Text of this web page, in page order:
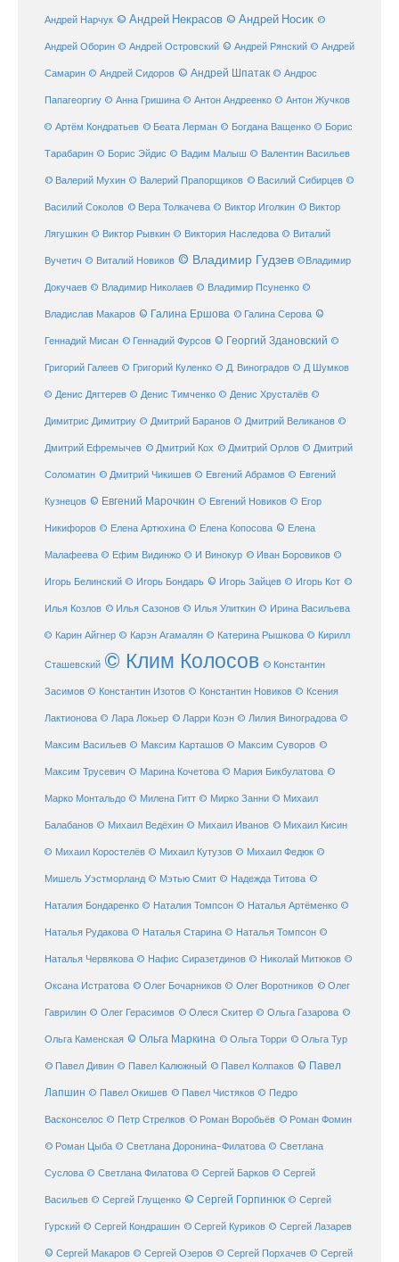
Андрей Нарчук © Андрей Некрасов © Андрей Носик ©
Андрей Оборин © Андрей Островский © Андрей Рянский © Андрей
Самарин © Андрей Сидоров © Андрей Шпатак © Андрос
Папагеоргиу © Анна Гришина © Антон Андреенко © Антон Жучков
© Артём Кондратьев © Беата Лерман © Богдана Ващенко © Борис
Тарабарин © Борис Эйдис © Вадим Малыш © Валентин Васильев
© Валерий Мухин © Валерий Прапорщиков © Василий Сибирцев ©
Василий Соколов © Вера Толкачева © Виктор Иголкин © Виктор
Лягушкин © Виктор Рывкин © Виктория Наследова © Виталий
Вучетич © Виталий Новиков © Владимир Гудзев ©Владимир
Докучаев © Владимир Николаев © Владимир Псуненко ©
Владислав Макаров © Галина Ершова © Галина Серова ©
Геннадий Мисан © Геннадий Фурсов © Георгий Здановский ©
Григорий Галеев © Григорий Куленко © Д. Виноградов © Д Шумков
© Денис Дягтерев © Денис Тимченко © Денис Хрусталёв ©
Димитрис Димитриу © Дмитрий Баранов © Дмитрий Великанов ©
Дмитрий Ефремычев © Дмитрий Кох © Дмитрий Орлов © Дмитрий
Соломатин © Дмитрий Чикишев © Евгений Абрамов © Евгений
Кузнецов © Евгений Марочкин © Евгений Новиков © Егор
Никифоров © Елена Артюхина © Елена Копосова © Елена
Малафеева © Ефим Видинжо © И Винокур © Иван Боровиков ©
Игорь Белинский © Игорь Бондарь © Игорь Зайцев © Игорь Кот ©
Илья Козлов © Илья Сазонов © Илья Улиткин © Ирина Васильева
© Карин Айгнер © Карэн Агамалян © Катерина Рышкова © Кирилл
Сташевский © Клим Колосов © Константин
Засимов © Константин Изотов © Константин Новиков © Ксения
Лактионова © Лара Локьер © Ларри Коэн © Лилия Виноградова ©
Максим Васильев © Максим Карташов © Максим Суворов ©
Максим Трусевич © Марина Кочетова © Мария Бикбулатова ©
Марко Монтальдо © Милена Гитт © Мирко Занни © Михаил
Балабанов © Михаил Ведёхин © Михаил Иванов © Михаил Кисин
© Михаил Коростелёв © Михаил Кутузов © Михаил Федюк ©
Мишель Уэстморланд © Мэтью Смит © Надежда Титова ©
Наталия Бондаренко © Наталия Томпсон © Наталья Артёменко ©
Наталья Рудакова © Наталья Старина © Наталья Томпсон ©
Наталья Червякова © Нафис Сиразетдинов © Николай Митюков ©
Оксана Истратова © Олег Бочарников © Олег Воротников © Олег
Гаврилин © Олег Герасимов © Олеся Скитер © Ольга Газарова ©
Ольга Каменская © Ольга Маркина © Ольга Торри © Ольга Тур
© Павел Дивин © Павел Калюжный © Павел Колпаков © Павел
Лапшин © Павел Окишев © Павел Чистяков © Педро
Васконселос © Петр Стрелков © Роман Воробьёв © Роман Фомин
© Роман Цыба © Светлана Доронина-Филатова © Светлана
Суслова © Светлана Филатова © Сергей Барков © Сергей
Васильев © Сергей Глущенко © Сергей Горпинюк © Сергей
Гурский © Сергей Кондрашин © Сергей Куриков © Сергей Лазарев
© Сергей Макаров © Сергей Озеров © Сергей Порхачев © Сергей